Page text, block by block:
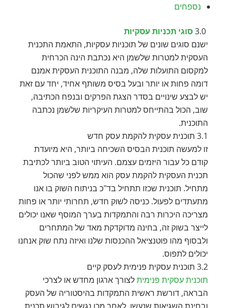
נספחים
סוגי תכניות עסקיות
ישנם סוגים שונים של תוכניות עסקיות, התאמת התכנית
העסקית למטרות שלשמן היא נכתבת הינה הכרחית
למקסום התועלות שלה, מבנה התוכנית העסקית אמנם
דומה פחות או יותר ובעל בסיס משותף אחיד, יחד עם זאת
יש לבצע שינויים בסדר הצגת הפרקים ובנפח הכתיבה,
שוב, הכול בהתייחס למטרות העיקריות שלשמן נכתבה
התוכנית.
3.1 תוכנית עסקית להקמת עסק חדש
זו למעשה תוכנית הבסיס השכיחה ביותר, היא מיועדת
קודם כל עבור היזמים עצמם. העיתוי הטוב ביותר לכתיבת
תכנית העסקית להקמת עסק הוא ממש לפני שהכול
מתחיל. תוכנית שכזו תתחיל בד"כ בניתוח השוק בו אנו
מתעתדים לפעול. כניסה לשוק חדש, תחרותי יותר או פחות
מצריכה היכרות רבה והתמקדות בערך המוסף שאנו יכולים
לייצר בשוק זה, בחינה מדוקדקת מאד של המתחרים
ולבסוף מהו פוטנציאל ההכנסות שלנו ואיזה נתח שוק אנחנו
יכולים לתפוס.
3.2 תוכנית עסקית פנימית לעסק קיים
תוכנית עסקית פנימיתלצורך ארגון מחדש או לצרכי
הבראה, דורשת ראשית התמקדות בהיסטוריה של העסק
ובחינת השגיאות שנעשו, לאחר מכן נגשים לגיבוש תכנית